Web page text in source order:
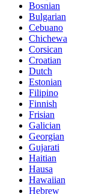
Bosnian
Bulgarian
Cebuano
Chichewa
Corsican
Croatian
Dutch
Estonian
Filipino
Finnish
Frisian
Galician
Georgian
Gujarati
Haitian
Hausa
Hawaiian
Hebrew